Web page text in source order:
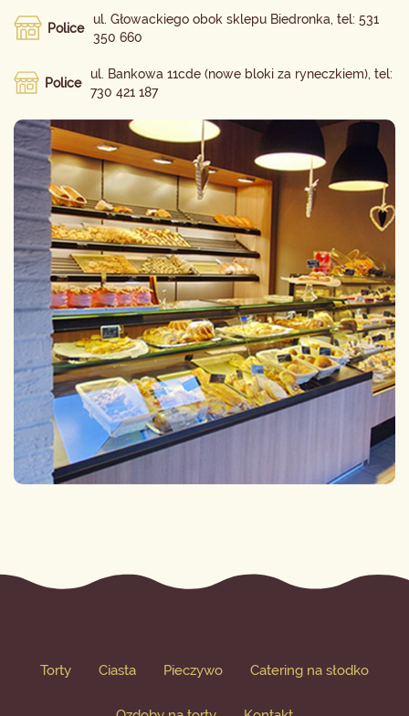
Police
ul. Głowackiego obok sklepu Biedronka, tel: 531
350 660
Police
ul. Bankowa 11cde (nowe bloki za ryneczkiem), tel:
730 421 187
Torty Ciasta Pieczywo Catering na słodko